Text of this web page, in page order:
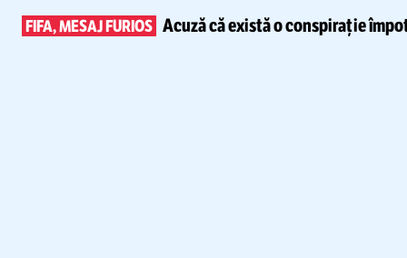
FIFA, MESAJ FURIOS Acuză că existăo conspirație